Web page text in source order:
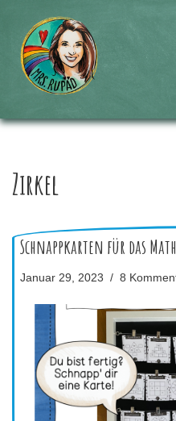
Zum
Inhalt
springen
Zirkel
Schnappkarten für das
Januar 29, 2023 8